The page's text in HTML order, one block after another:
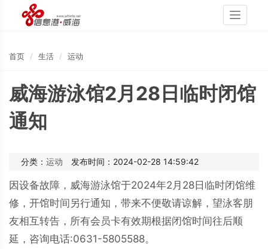
Toggle
首页 生活 运动
威海游泳馆2月28日临时闭馆
通知
分类： 运动 发布时间：2024-02-28 14:59:42
因设备故障，威海游泳馆于2024年2月28日临时闭馆维
修，开馆时间另行通知，带来不便敬请谅解，望泳客朋
友相互转告，所有会员卡有效期根据闭馆时间往后顺
延，咨询电话:0631-5805588。